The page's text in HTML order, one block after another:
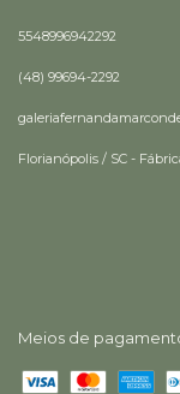
5548996942292
(48) 99694-2292
Florianópolis / SC -
Meios de